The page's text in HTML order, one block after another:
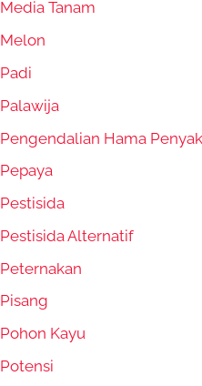
Media Tanam
Melon
Padi
Palawija
Pengendalian Hama
Pepaya
Pestisida
Pestisida Alternatif
Peternakan
Pisang
Pohon Kayu
Potensi